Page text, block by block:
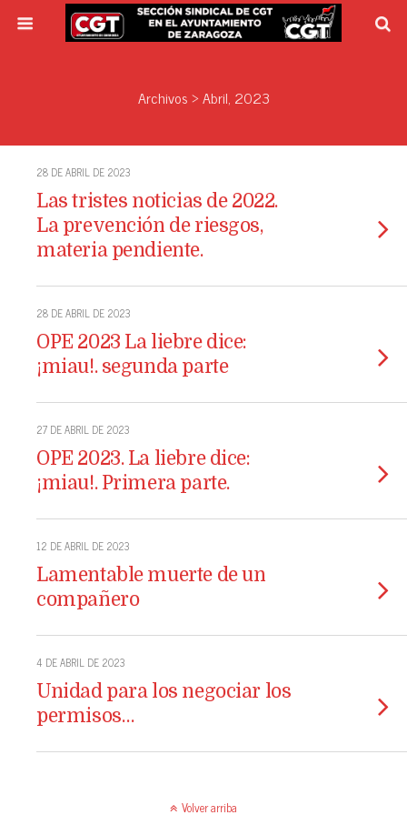
Archivos › Abril, 2023
28 DE ABRIL DE 2023
Las tristes noticias de 2022.
La prevención de riesgos,
materia pendiente.
28 DE ABRIL DE 2023
OPE 2023 La liebre dice:
¡miau!. segunda parte
27 DE ABRIL DE 2023
OPE 2023. La liebre dice:
¡miau!. Primera parte.
12 DE ABRIL DE 2023
Lamentable muerte de un
compañero
4 DE ABRIL DE 2023
Unidad para los negociar los
permisos…
Volver arriba